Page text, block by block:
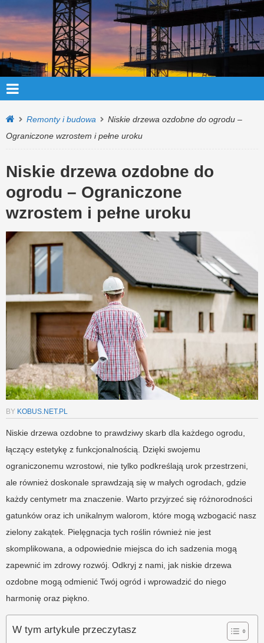
Remonty i budowa
Niskie drzewa ozdobne do ogrodu –
Ograniczone wzrostem i pełne uroku
Niskie drzewa ozdobne do
ogrodu – Ograniczone
wzrostem i pełne uroku
BY KOBUS.NET.PL
Niskie drzewa ozdobne to prawdziwy skarb dla każdego ogrodu,
łączący estetykę z funkcjonalnością. Dzięki swojemu
ograniczonemu wzrostowi, nie tylko podkreślają urok przestrzeni,
ale również doskonale sprawdzają się w małych ogrodach, gdzie
każdy centymetr ma znaczenie. Warto przyjrzeć się różnorodności
gatunków oraz ich unikalnym walorom, które mogą wzbogacić nasz
zielony zakątek. Pielęgnacja tych roślin również nie jest
skomplikowana, a odpowiednie miejsca do ich sadzenia mogą
zapewnić im zdrowy rozwój. Odkryj z nami, jak niskie drzewa
ozdobne mogą odmienić Twój ogród i wprowadzić do niego
harmonię oraz piękno.
W tym artykule przeczytasz